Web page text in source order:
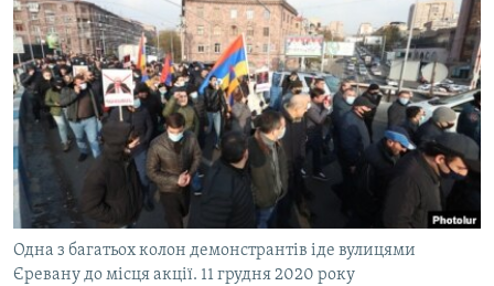
ВСЕ ЗА ДЕНЬ
СПЕЦПРОЕКТИ
ДЕПОРТАЦІЯ
ВІДЕОУРОКИ «ELIFBE»
СВІДЧЕННЯ ОКУПАЦІЇ
УКРАЇНСЬКА ПРОБЛЕМА КРИМУ
ІНФОГРАФІКА
ЯК ОБІЙТИ БЛОКУВАННЯ
Русский
Qırımtatar
ДОЛУЧАЙСЯ!
Одна з багатьох колон демонстрантів іде вулицями
Єревану до місця акції. 11 грудня 2020 року